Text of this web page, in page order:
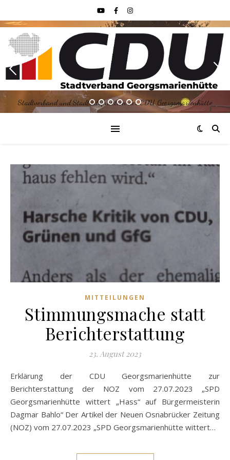
Stadtverband und Stadtratsfraktion der CDU Georgsmarienhütte
MITTEILUNGEN
Stimmungsmache statt
Berichterstattung
23. August 2023
Erklärung der CDU Georgsmarienhütte zur
Berichterstattung der NOZ vom 27.07.2023 „SPD
Georgsmarienhütte wittert „Hass“ auf Bürgermeisterin
Dagmar Bahlo“ Der Artikel der Neuen Osnabrücker Zeitung
(NOZ) vom 27.07.2023 „SPD Georgsmarienhütte wittert…